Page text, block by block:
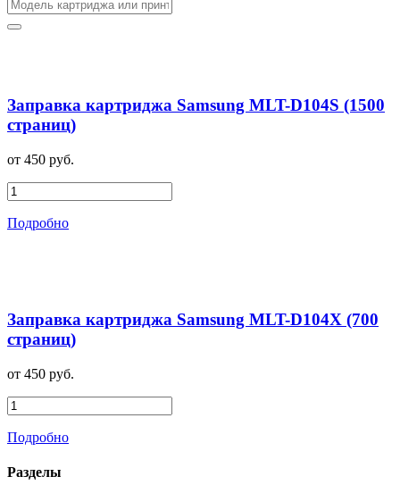
Заправка картриджа Samsung MLT-D104S (1500
страниц)
от 450 руб.
Подробно
Заправка картриджа Samsung MLT-D104X (700
страниц)
от 450 руб.
Подробно
Разделы